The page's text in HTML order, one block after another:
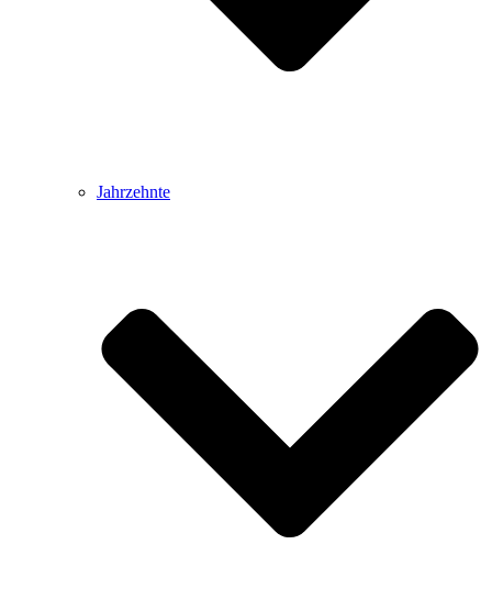
Jahrzehnte